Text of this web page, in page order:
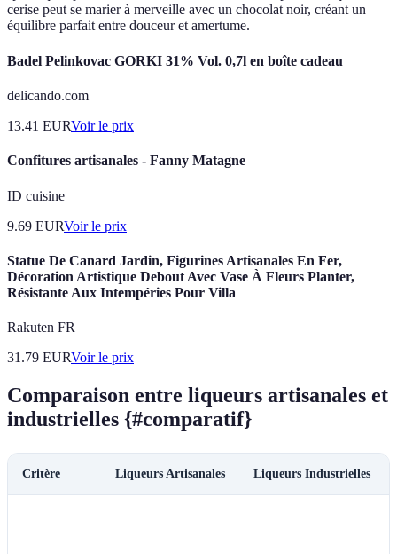
cerise peut se marier à merveille avec un chocolat noir, créant un
équilibre parfait entre douceur et amertume.
Badel Pelinkovac GORKI 31% Vol. 0,7l en boîte cadeau
delicando.com
13.41 EURVoir le prix
Confitures artisanales - Fanny Matagne
ID cuisine
9.69 EURVoir le prix
Statue De Canard Jardin, Figurines Artisanales En Fer,
Décoration Artistique Debout Avec Vase À Fleurs Planter,
Résistante Aux Intempéries Pour Villa
Rakuten FR
31.79 EURVoir le prix
Comparaison entre liqueurs artisanales et
industrielles {#comparatif}
Critère Liqueurs Artisanales Liqueurs Industrielles